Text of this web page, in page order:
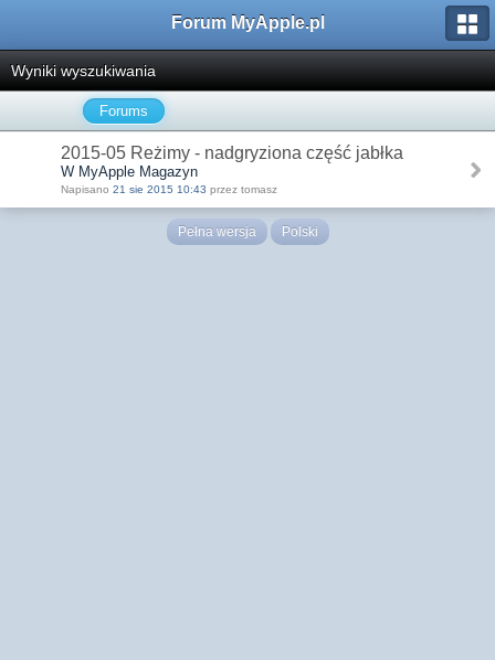
Forum MyApple.pl
Wyniki wyszukiwania
Forums
2015-05 Reżimy - nadgryziona część jabłka
W MyApple Magazyn
Napisano 21 sie 2015 10:43 przez tomasz
Pełna wersja Polski